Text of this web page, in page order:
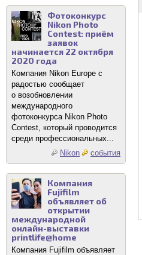
Фотоконкурс
Nikon Photo
Contest: приём
заявок
начинается 22 октября
2020 года
Компания Nikon Europe с
радостью сообщает
о возобновлении
международного
фотоконкурса Nikon Photo
Contest, который проводится
среди профессиональных...
Nikon
события
Компания
Fujifilm
объявляет об
открытии
международной
онлайн-выставки
printlife@home
Компания Fujifilm объявляет